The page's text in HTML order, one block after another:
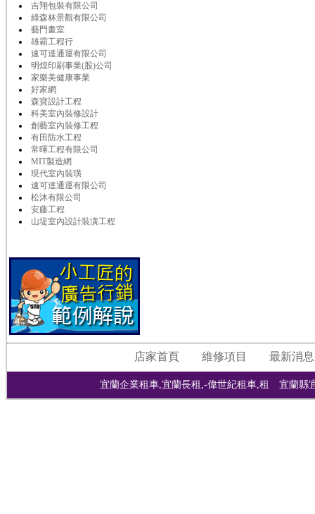
吉翔包裝有限公司
綠森林景觀有限公司
藝門畫室
雄霸工程行
速可達通運有限公司
明煌印刷事業(股)公司
家樂美健康事業
好家網
森寶設計工程
科美室內裝修設計
創藝室內裝修工程
有田防水工程
常暉工程有限公司
MIT製造網
現代室內裝璜
速可達通運有限公司
松沐有限公司
安藤工程
山堤室內設計裝潢工程
店家首頁 維修項目 最新消息
宜蘭企業租車,宜蘭長租,-偉世紀租車,租 宜蘭縣